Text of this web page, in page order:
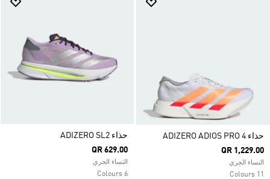
حذاء ADIZERO ADIOS PRO 4
QR 1,229.00
النساء الجري
11 Colours
حذاء ADIZERO SL2
QR 629.00
النساء الجري
6 Colours